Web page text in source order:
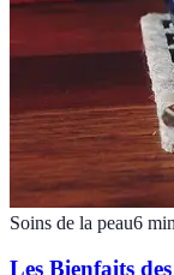
Soins de la peau6 min
Les Bienfaits